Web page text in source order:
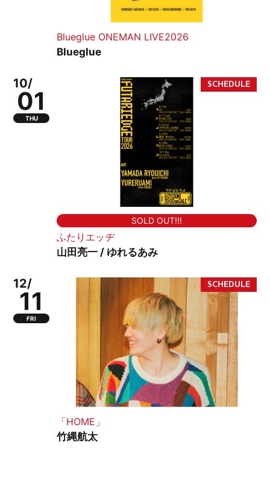
Blueglue ONEMAN LIVE2026
Blueglue
10/
01
THU
SOLD OUT!!!
ふたりエッヂ
山田亮一 / ゆれるあみ
12/
11
FRI
「HOME」
竹縄航太